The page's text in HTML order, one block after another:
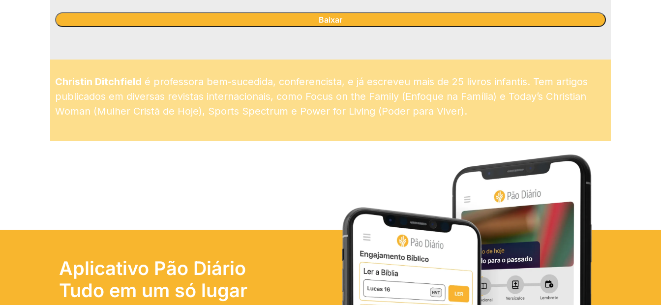
Christin Ditchfield é professora bem-sucedida, conferencista, e já escreveu mais de 25 livros infantis. Tem artigos
publicados em diversas revistas internacionais, como Focus on the Family (Enfoque na Família) e Today’s Christian
Woman (Mulher Cristã de Hoje), Sports Spectrum e Power for Living (Poder para Viver).
Aplicativo Pão Diário
Tudo em um só lugar